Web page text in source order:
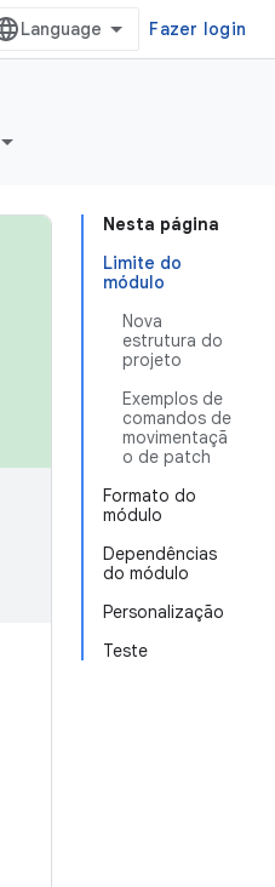
Fazer login
Nesta página
Limite do
módulo
Nova
estrutura do
projeto
Exemplos de
comandos de
movimentaçã
o de patch
Formato do
módulo
Dependências
do módulo
Personalização
Teste